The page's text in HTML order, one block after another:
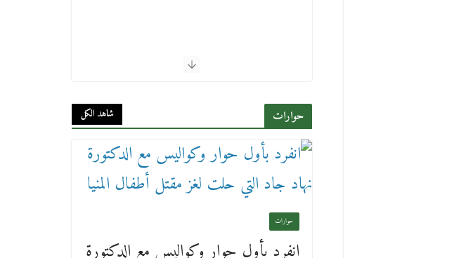
حوارات شاهد الكل
حوارات
انفرد بأول حوار وكواليس مع الدكتورة